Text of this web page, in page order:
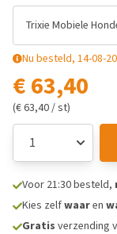
Trixie Mobiele
Nu besteld, 14-08-
€ 63,40
(€ 63,40 / st)
Voor 21:30 besteld,
Kies zelfwaaren
Gratis verzending